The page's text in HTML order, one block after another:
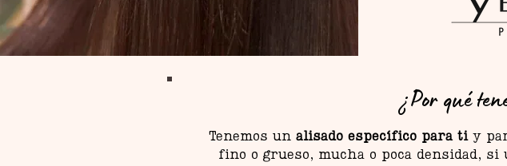
¿Por qué
Tenemos un alisado específico para ti y
fino o grueso, mucha o poca densidad, si